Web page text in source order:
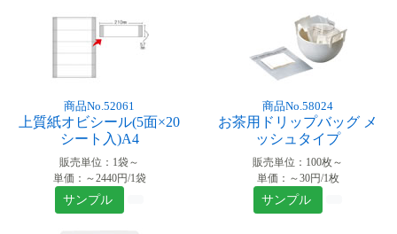
商品No.52061
上質紙オビシール(5面×20
シート入)A4
販売単位：1袋～
単価：～2440円/1袋
サンプル
商品No.58024
お茶用ドリップバッグ メ
ッシュタイプ
販売単位：100枚～
単価：～30円/1枚
サンプル